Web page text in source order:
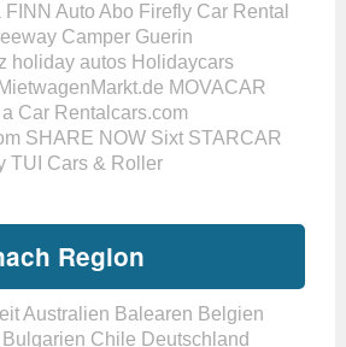
FINN Auto Abo Firefly Car Rental
Camper Guerin
holiday autos Holidaycars
MietwagenMarkt.de MOVACAR
Car Rentalcars.com
SHARE NOW Sixt STARCAR
TUI Cars & Roller
Region
Australien Balearen Belgien
Bulgarien Chile Deutschland